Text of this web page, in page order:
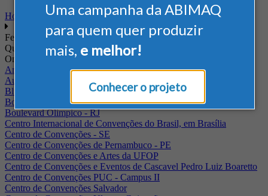
Uma campanha da ABIMAQ
para quem quer produzir
mais, e melhor!
Conhecer o projeto
Home
Feiras
Quando
Onde
Arena Jaguariuna
Auditório Albano Franco - FIEPA
Blumenau - SC
BolognaFiere
Boulevard Olimpico - RJ
Centro Internacional de Convenções do Brasil, em Brasília
Centro de Convenções - SE
Centro de Convenções de Pernambuco - PE
Centro de Convenções e Artes da UFOP
Centro de Convenções e Eventos de Cascavel Pedro Luiz Boaretto
Centro de Convenções PUC - Campus II
Centro de Convenções Salvador